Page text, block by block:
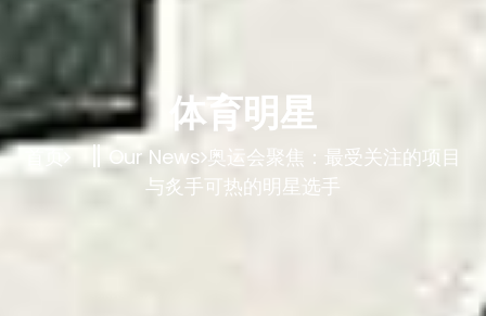
体育明星
Our News 奥运会聚焦：最受关注的项目
与炙手可热的明星选手